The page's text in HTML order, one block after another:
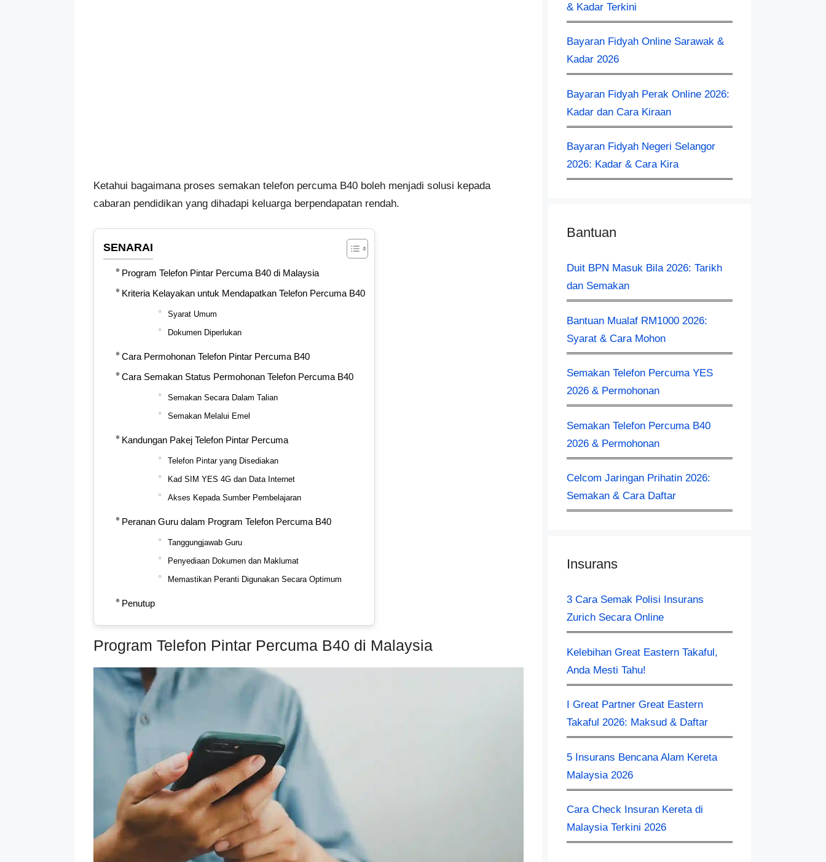
Ketahui bagaimana proses semakan telefon percuma B40 boleh menjadi solusi kepada
cabaran pendidikan yang dihadapi keluarga berpendapatan rendah.
SENARAI
Program Telefon Pintar Percuma B40 di Malaysia
Kriteria Kelayakan untuk Mendapatkan Telefon Percuma B40
Syarat Umum
Dokumen Diperlukan
Cara Permohonan Telefon Pintar Percuma B40
Cara Semakan Status Permohonan Telefon Percuma B40
Semakan Secara Dalam Talian
Semakan Melalui Emel
Kandungan Pakej Telefon Pintar Percuma
Telefon Pintar yang Disediakan
Kad SIM YES 4G dan Data Internet
Akses Kepada Sumber Pembelajaran
Peranan Guru dalam Program Telefon Percuma B40
Tanggungjawab Guru
Penyediaan Dokumen dan Maklumat
Memastikan Peranti Digunakan Secara Optimum
Penutup
Program Telefon Pintar Percuma B40 di Malaysia
& Kadar Terkini
Bayaran Fidyah Online Sarawak &
Kadar 2026
Bayaran Fidyah Perak Online 2026:
Kadar dan Cara Kiraan
Bayaran Fidyah Negeri Selangor
2026: Kadar & Cara Kira
Bantuan
Duit BPN Masuk Bila 2026: Tarikh
dan Semakan
Bantuan Mualaf RM1000 2026:
Syarat & Cara Mohon
Semakan Telefon Percuma YES
2026 & Permohonan
Semakan Telefon Percuma B40
2026 & Permohonan
Celcom Jaringan Prihatin 2026:
Semakan & Cara Daftar
Insurans
3 Cara Semak Polisi Insurans
Zurich Secara Online
Kelebihan Great Eastern Takaful,
Anda Mesti Tahu!
I Great Partner Great Eastern
Takaful 2026: Maksud & Daftar
5 Insurans Bencana Alam Kereta
Malaysia 2026
Cara Check Insuran Kereta​ di
Malaysia Terkini 2026